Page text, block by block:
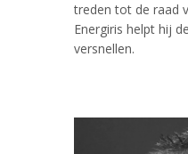
treden tot de raad
Energiris helpt hij
versnellen.